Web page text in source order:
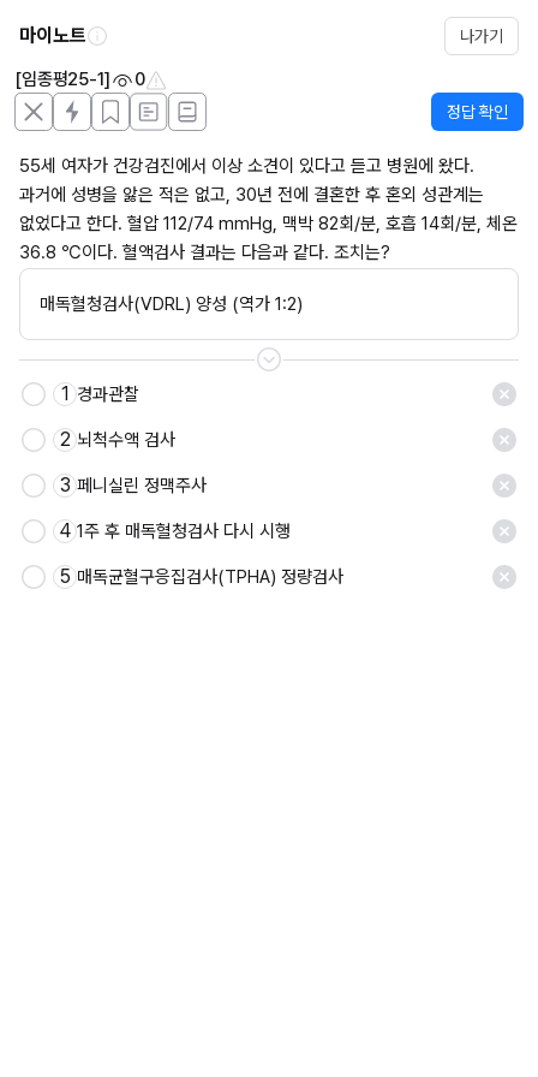
마이노트 나가기
[임종평25-1] 0
정답 확인
55세 여자가 건강검진에서 이상 소견이 있다고 듣고 병원에 왔다.
과거에 성병을 앓은 적은 없고, 30년 전에 결혼한 후 혼외 성관계는
없었다고 한다. 혈압 112/74 mmHg, 맥박 82회/분, 호흡 14회/분, 체온
36.8 ℃이다. 혈액검사 결과는 다음과 같다. 조치는?
매독혈청검사(VDRL) 양성 (역가 1:2)
저장
1 경과관찰
2 뇌척수액 검사
3 페니실린 정맥주사
4 1주 후 매독혈청검사 다시 시행
5 매독균혈구응집검사(TPHA) 정량검사